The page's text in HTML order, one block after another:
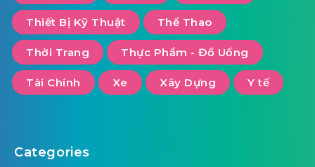
Thiết Bị Kỹ Thuật Thể Thao
Thời Trang Thực Phẩm - Đồ Uống
Tài Chính Xe Xây Dựng Y tế
Categories